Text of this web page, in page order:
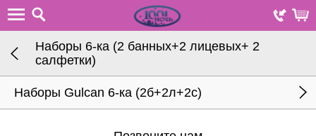
Наборы 6-ка (2 банных+2 лицевых+ 2
салфетки)
Наборы Gulcan 6-ка (2б+2л+2с)